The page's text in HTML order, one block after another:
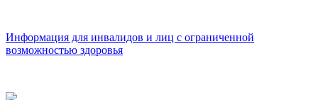
Информация для инвалидов и лиц с ограниченной
возможностью здоровья